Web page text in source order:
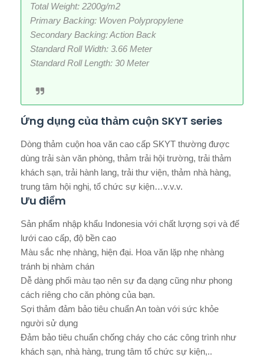
Total Weight: 2200g/m2
Primary Backing: Woven Polypropylene
Secondary Backing: Action Back
Standard Roll Width: 3.66 Meter
Standard Roll Length: 30 Meter
Ứng dụng của thảm cuộn SKYT series
Dòng thảm cuộn hoa văn cao cấp SKYT thường được
dùng trải sàn văn phòng, thảm trải hội trường, trải thảm
khách sạn, trải hành lang, trải thư viện, thảm nhà hàng,
trung tâm hội nghị, tổ chức sự kiện…v.v.v.
Ưu điểm
Sản phẩm nhập khẩu Indonesia với chất lượng sợi và đế
lưới cao cấp, độ bền cao
Màu sắc nhẹ nhàng, hiện đại. Hoa văn lặp nhẹ nhàng
tránh bị nhàm chán
Dễ dàng phối màu tạo nên sự đa dạng cũng như phong
cách riêng cho căn phòng của bạn.
Sợi thảm đảm bảo tiêu chuẩn An toàn với sức khỏe
người sử dụng
Đảm bảo tiêu chuẩn chống cháy cho các công trình như
khách sạn, nhà hàng, trung tâm tổ chức sự kiện,..